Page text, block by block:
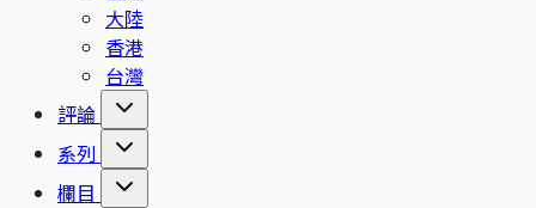
大陸
香港
台灣
評論
系列
欄目